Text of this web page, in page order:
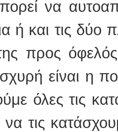
να
ή και τις δύο
προς
είναι η
όλες τις
να τις